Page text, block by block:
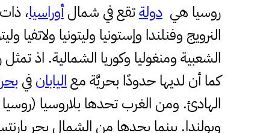
روسيا هيدولةتقع في شمالأوراسيا،
النرويج وفنلندا وإستونيا وليتونيا
الشعبية ومنغوليا وكوريا الشمالية. اذ
كما أن لديها حدودًا بحريَّة معاليابانفي
الهادئ. ومن الغرب تحدها بلاروسيا (روسيا
وبولندا. بينما يحدها من الشمال بحر